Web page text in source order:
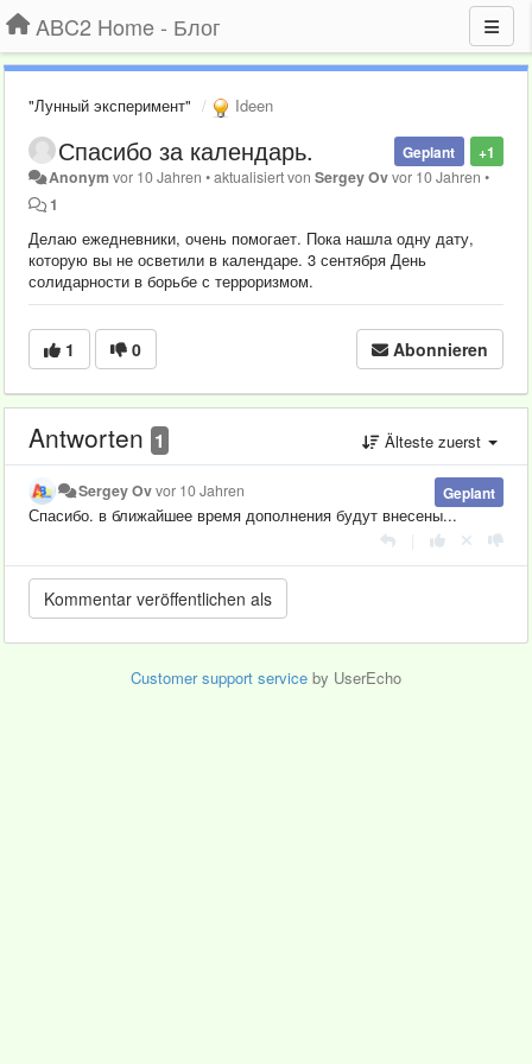
ABC2 Home - Блог
"Лунный эксперимент" Ideen
+1
Geplant
Спасибо за календарь.
Anonym vor 10 Jahren •aktualisiert vonSergey Ovvor 10 Jahren •
1
Делаю ежедневники, очень помогает. Пока нашла одну дату,
которую вы не осветили в календаре. 3 сентября День
солидарности в борьбе с терроризмом.
1 0 Abonnieren
Antworten 1 Älteste zuerst
Geplant
Sergey Ovvor 10 Jahren
Спасибо. в ближайшее время дополнения будут внесены...
Customer support service by UserEcho